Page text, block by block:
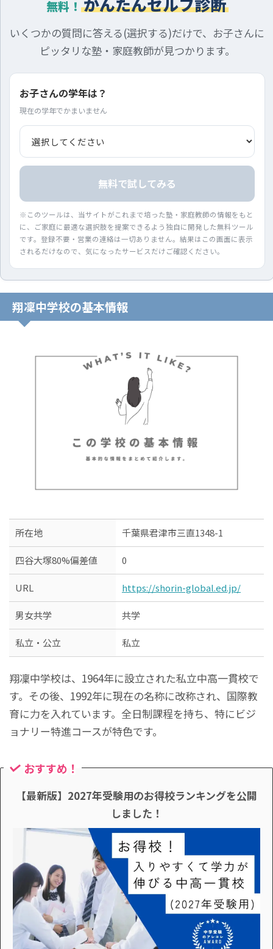
無料！
いくつかの質問に答える(選択する)だけで、お子さんに
ピッタリな塾・家庭教師が見つかります。
お子さんの学年は？
現在の学年でかまいません
無料で試してみる
※このツールは、当サイトがこれまで培った塾・家庭教師の情報をもと
に、ご家庭に最適な選択肢を提案できるよう独自に開発した無料ツール
です。登録不要・営業の連絡は一切ありません。結果はこの画面に表示
されるだけなので、気になったサービスだけご確認ください。
翔凜中学校の基本情報
所在地 千葉県君津市三直1348-1
四谷大塚80%偏差値 0
URL https://shorin-global.ed.jp/
男女共学 共学
私立・公立 私立
翔凜中学校は、1964年に設立された私立中高一貫校で
す。その後、1992年に現在の名称に改称され、国際教
育に力を入れています。全日制課程を持ち、特にビジ
ョナリー特進コースが特色です。
おすすめ！
【最新版】2027年受験用のお得校ランキングを公開
しました！